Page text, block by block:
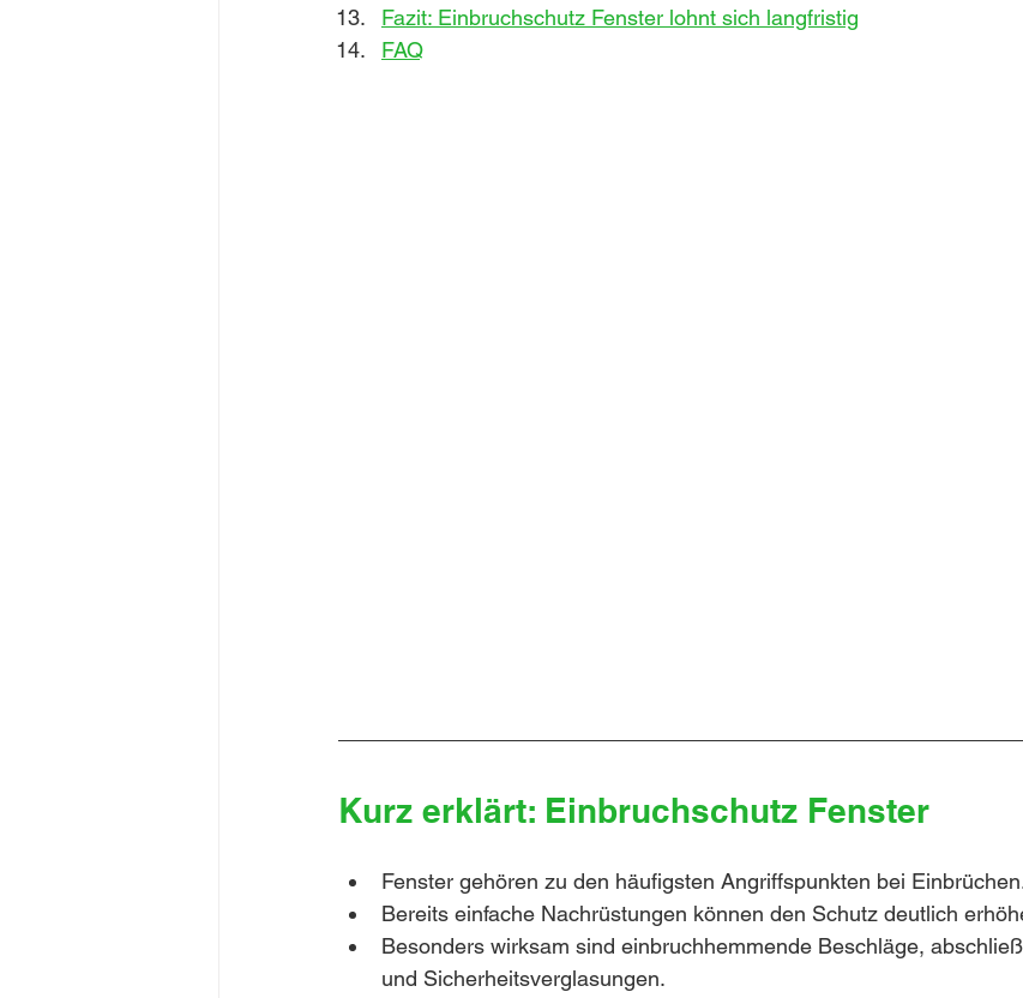
Fazit: Einbruchschutz Fenster lohnt sich langfristig
FAQ
Kurz erklärt: Einbruchschutz Fenster
Fenster gehören zu den häufigsten Angriffspunkten bei
Bereits einfache Nachrüstungen können den Schutz deutlich
Besonders wirksam sind einbruchhemmende Beschläge,
und Sicherheitsverglasungen.